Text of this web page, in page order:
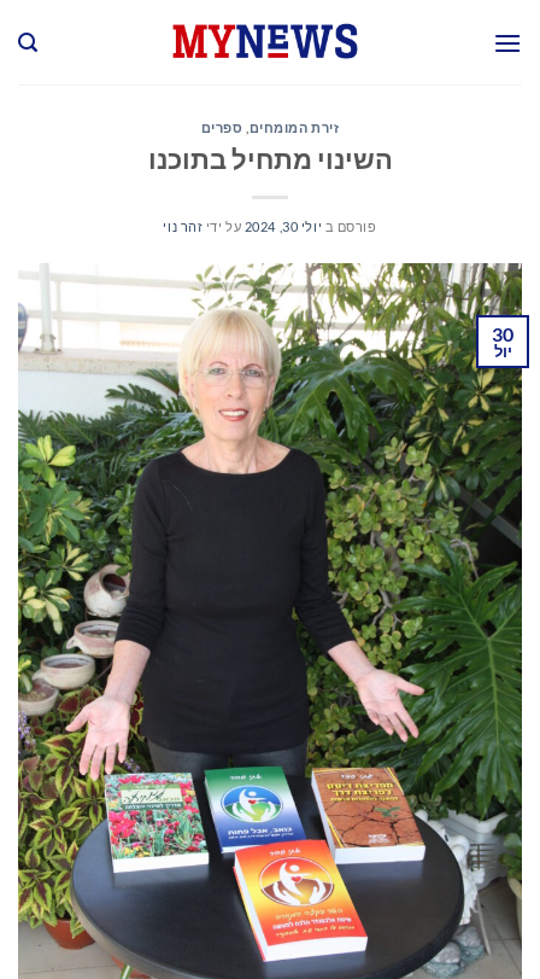
זירת המומחים ספרים
השינוי מתחיל בתוכנו
פורסם ב יולי 30, 2024 על ידי זהר נוי
30
יול